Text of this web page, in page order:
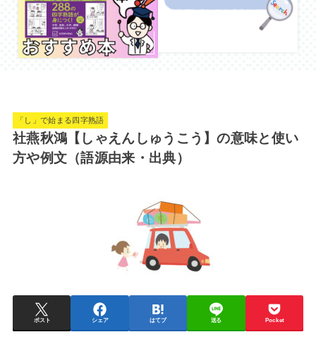
「し」で始まる四字熟語
社燕秋鴻【しゃえんしゅうこう】の意味と使い
方や例文（語源由来・出典）
ポスト シェア はてブ 送る Pocket